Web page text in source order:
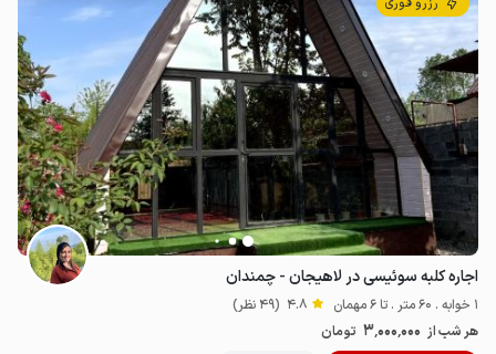
رزرو فوری
اجاره کلبه سوئیسی در لاهیجان - چمندان
1 خوابه . 60 متر . تا 6 مهمان 4.8 (49 نظر)
هر شب از 3٬000٬000 تومان